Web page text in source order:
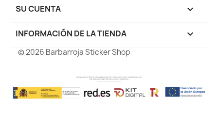
SU CUENTA 
INFORMACIÓN DE LA TIENDA keyboard_arrow_down
© 2026 Barbarroja Sticker Shop